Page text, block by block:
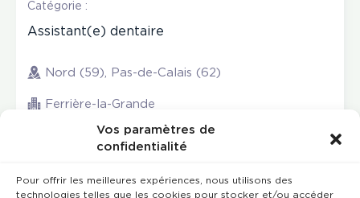
Vos paramètres de
confidentialité
Pour offrir les meilleures expériences, nous utilisons des
technologies telles que les cookies pour stocker et/ou accéder
Catégorie :
Assistant(e) dentaire
Nord (59), Pas-de-Calais (62)
Ferrière-la-Grande